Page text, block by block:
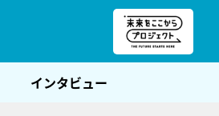
インタビュー